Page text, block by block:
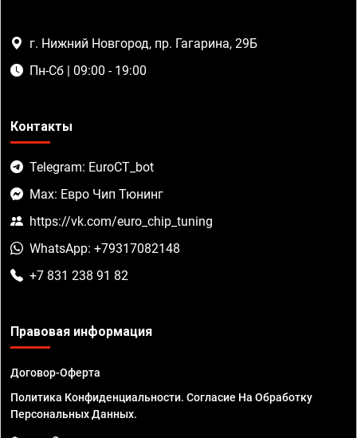
г. Нижний Новгород, пр. Гагарина, 29Б
Пн-Сб | 09:00 - 19:00
Контакты
Telegram: EuroCT_bot
Max: Евро Чип Тюнинг
https://vk.com/euro_chip_tuning
WhatsApp: +79317082148
+7 831 238 91 82
Правовая информация
Договор-Оферта
Политика Конфиденциальности. Согласие На Обработку
Персональных Данных.